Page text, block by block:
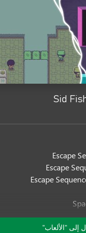
Sid
Escape
Escape
Escape
إلى "الألعاب"